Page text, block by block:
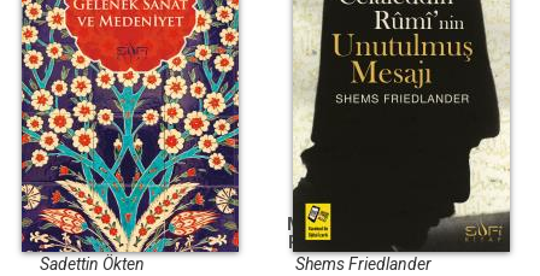
Gelenek Sanat ve
Medeniyet
Sadettin Ökten
Mevlana Celaleddin
Ruminin Unutulmuş
Mesajı
Shems Friedlander